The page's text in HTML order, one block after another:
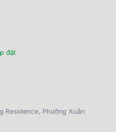
đặt
Residence, Phường Xuân